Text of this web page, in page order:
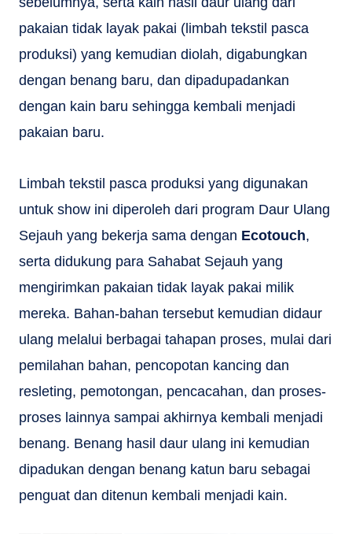
pakaian tidak layak pakai (limbah tekstil pasca
produksi) yang kemudian diolah, digabungkan
dengan benang baru, dan dipadupadankan
dengan kain baru sehingga kembali menjadi
pakaian baru.
Limbah tekstil pasca produksi yang digunakan
untuk show ini diperoleh dari program Daur Ulang
Sejauh yang bekerja sama dengan Ecotouch,
serta didukung para Sahabat Sejauh yang
mengirimkan pakaian tidak layak pakai milik
mereka. Bahan-bahan tersebut kemudian didaur
ulang melalui berbagai tahapan proses, mulai dari
pemilahan bahan, pencopotan kancing dan
resleting, pemotongan, pencacahan, dan proses-
proses lainnya sampai akhirnya kembali menjadi
benang. Benang hasil daur ulang ini kemudian
dipadukan dengan benang katun baru sebagai
penguat dan ditenun kembali menjadi kain.